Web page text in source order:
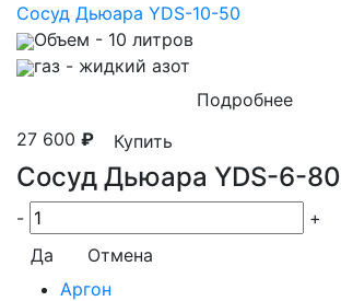
Сосуд Дьюара YDS-10-50
Объем - 10 литров
газ - жидкий азот
Подробнее
27 600 ₽ Купить
Сосуд Дьюара YDS-6-80
-
+
Да
Отмена
Аргон